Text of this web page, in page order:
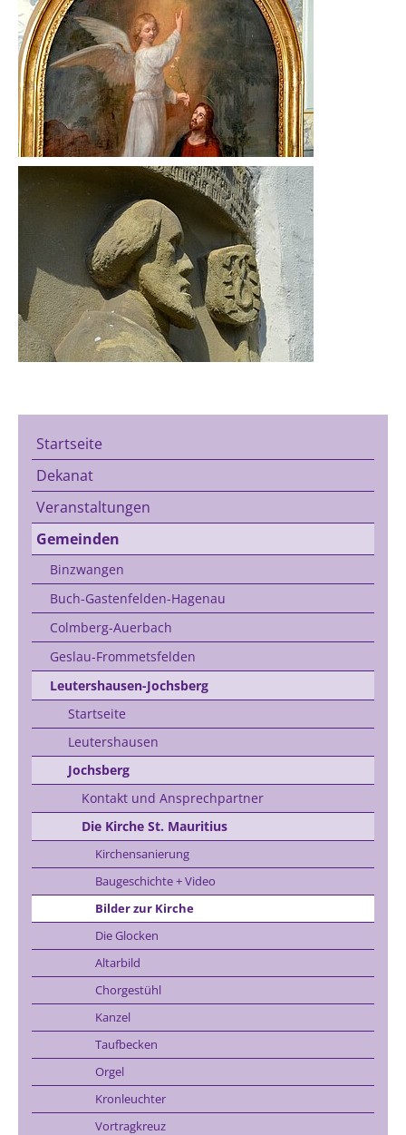
Startseite
Dekanat
Veranstaltungen
Gemeinden
Binzwangen
Buch-Gastenfelden-Hagenau
Colmberg-Auerbach
Geslau-Frommetsfelden
Leutershausen-Jochsberg
Startseite
Leutershausen
Jochsberg
Kontakt und Ansprechpartner
Die Kirche St. Mauritius
Kirchensanierung
Baugeschichte + Video
Bilder zur Kirche
Die Glocken
Altarbild
Chorgestühl
Kanzel
Taufbecken
Orgel
Kronleuchter
Vortragkreuz